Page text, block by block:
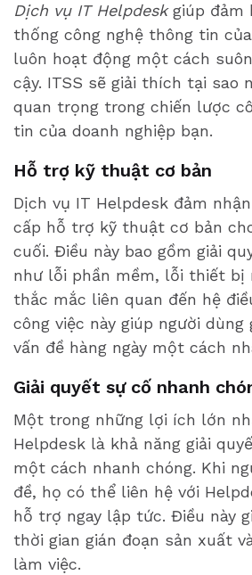
Dịch vụ IT Helpdeskgiúp đảm
thống công nghệ thông tin
luôn hoạt động một cách
cậy. ITSS sẽ giải thích tại sao
quan trọng trong chiến lược
tin của doanh nghiệp bạn.
Hỗ trợ kỹ thuật cơ bản
Dịch vụ IT Helpdesk đảm
cấp hỗ trợ kỹ thuật cơ bản
cuối. Điều này bao gồm giải
như lỗi phần mềm, lỗi thiết bị
thắc mắc liên quan đến hệ
công việc này giúp người dùng
vấn đề hàng ngày một cách
Giải quyết sự cố nhanh
Một trong những lợi ích lớn
Helpdesk là khả năng giải
một cách nhanh chóng. Khi
đề, họ có thể liên hệ với
hỗ trợ ngay lập tức. Điều này
thời gian gián đoạn sản xuất
làm việc.